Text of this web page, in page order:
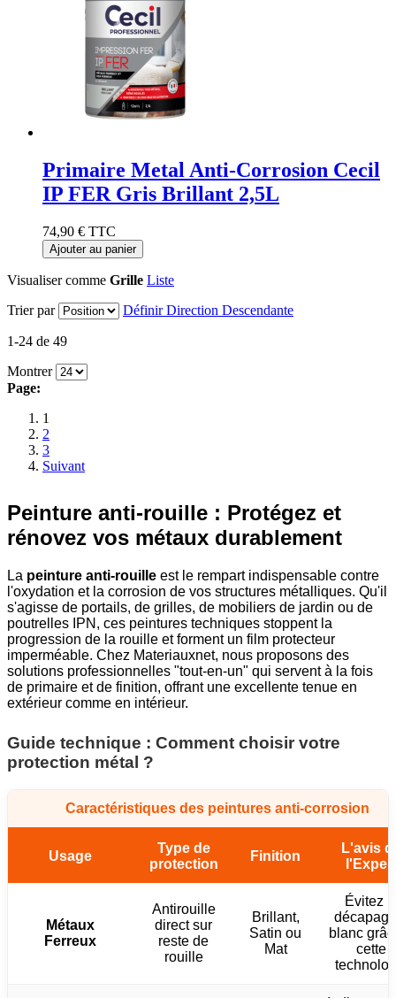
Primaire Metal Anti-Corrosion Cecil
IP FER Gris Brillant 2,5L
74,90 € TTC
Ajouter au panier
Visualiser comme Grille Liste
Trier par
Définir Direction Descendante
1-24 de 49
Montrer
Page:
1
2
3
Suivant
Peinture anti-rouille : Protégez et
rénovez vos métaux durablement
La peinture anti-rouille est le rempart indispensable contre
l'oxydation et la corrosion de vos structures métalliques. Qu'il
s'agisse de portails, de grilles, de mobiliers de jardin ou de
poutrelles IPN, ces peintures techniques stoppent la
progression de la rouille et forment un film protecteur
imperméable. Chez Materiauxnet, nous proposons des
solutions professionnelles "tout-en-un" qui servent à la fois
de primaire et de finition, offrant une excellente tenue en
extérieur comme en intérieur.
Guide technique : Comment choisir votre
protection métal ?
Caractéristiques des peintures anti-corrosion
Usage
Type de
protection
Finition
L'avis
l'Expert
Métaux
Ferreux
Antirouille
direct sur
reste de
rouille
Brillant,
Satin ou
Mat
Évitez
blanc
cette